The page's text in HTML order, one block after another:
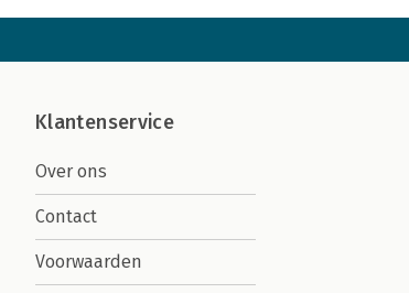
Klantenservice
Over ons
Contact
Voorwaarden